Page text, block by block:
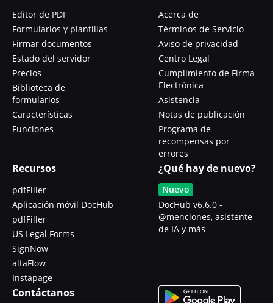
Editor de PDF
Formularios y plantillas
Firmar documentos
Estado del servidor
Precios
Biblioteca de
formularios
Características
Funciones
Acerca de
Términos de Servicio
Aviso de privacidad
Centro Legal
Cumplimiento de Firma
Electrónica
Asistencia
Notas de publicación
Programa de
recompensas por
errores
Recursos
pdfFiller
Aplicación móvil DocHub
pdfFiller
US Legal Forms
SignNow
altaFlow
Instapage
¿Qué hay de nuevo?
Nuevo
DocHub v6.6.0 -
@menciones, asistente
de IA y más
Contáctanos